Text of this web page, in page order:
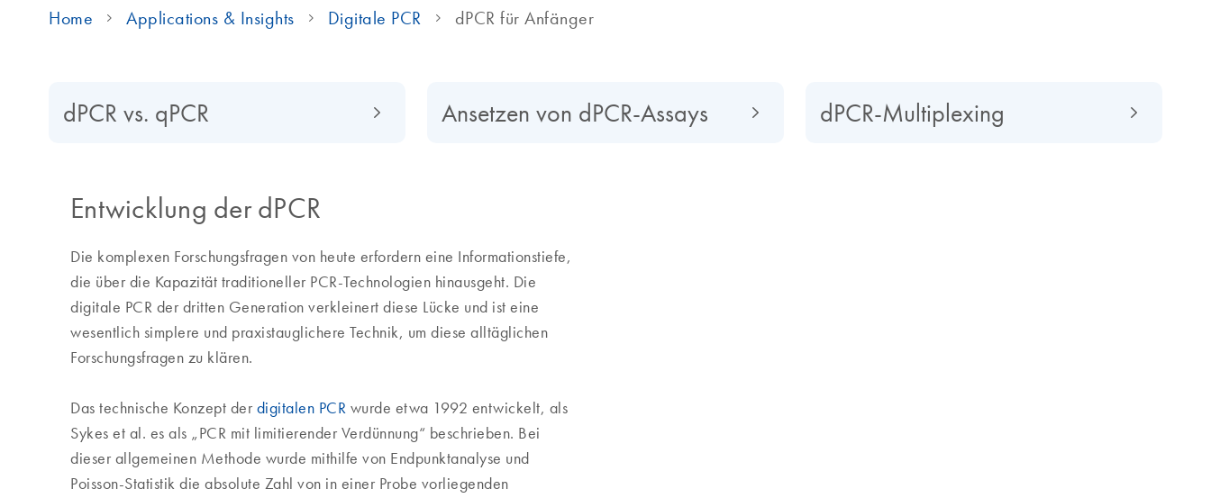
Home Applications & Insights Digitale PCR dPCR für Anfänger
dPCR vs. qPCR Ansetzen von dPCR-Assays dPCR-Multiplexing
Entwicklung der dPCR
Die komplexen Forschungsfragen von heute erfordern eine Informationstiefe,
die über die Kapazität traditioneller PCR-Technologien hinausgeht. Die
digitale PCR der dritten Generation verkleinert diese Lücke und ist eine
wesentlich simplere und praxistauglichere Technik, um diese alltäglichen
Forschungsfragen zu klären.
Das technische Konzept der digitalen PCR wurde etwa 1992 entwickelt, als
Sykes et al. es als „PCR mit limitierender Verdünnung“ beschrieben. Bei
dieser allgemeinen Methode wurde mithilfe von Endpunktanalyse und
Poisson-Statistik die absolute Zahl von in einer Probe vorliegenden